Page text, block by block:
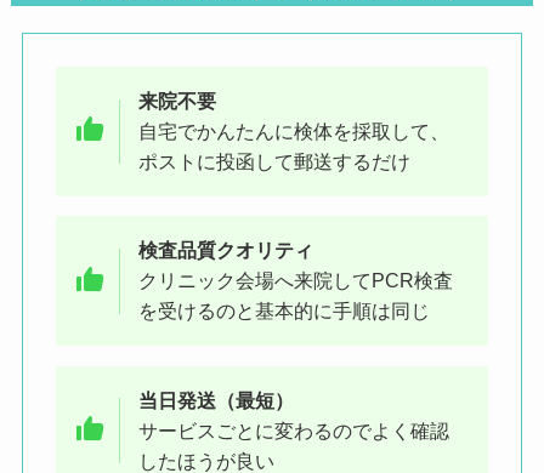
来院不要
自宅でかんたんに検体を採取して、
ポストに投函して郵送するだけ
検査品質クオリティ
クリニック会場へ来院してPCR検査
を受けるのと基本的に手順は同じ
当日発送（最短）
サービスごとに変わるのでよく確認
したほうが良い